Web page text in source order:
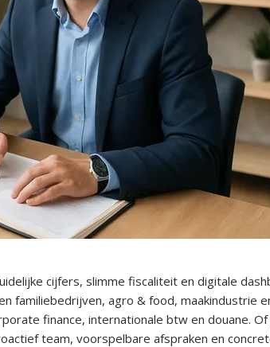
cijfers, slimme fiscaliteit en digitale
familiebedrijven, agro & food, maakindustrie
finance, internationale btw en douane.
team, voorspelbare afspraken en